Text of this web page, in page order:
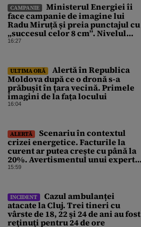
CAMPANIE
Ministerul Energiei îi
face campanie de imagine lui
Radu Miruță și preia punctajul cu
„succesul celor 8 cm”. Nivelul
Dunării a crescut cu 4 cm
16:27
ULTIMA ORĂ
Alertă în Republica
Moldova după ce o dronă s-a
prăbușit în țara vecină. Primele
imagini de la fața locului
16:04
ALERTĂ
Scenariu în contextul
crizei energetice. Facturile la
curent ar putea crește cu până la
20%. Avertismentul unui expert
în energie
15:59
INCIDENT
Cazul ambulanței
atacate la Cluj. Trei tineri cu
vârste de 18, 22 şi 24 de ani au fost
reţinuţi pentru 24 de ore